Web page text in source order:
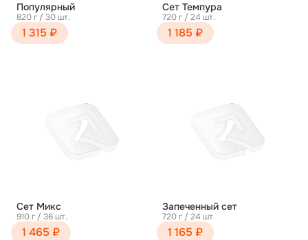
Популярный
820 г / 30 шт.
1 315 ₽
Сет Темпура
720 г / 24 шт.
1 185 ₽
Сет Микс
910 г / 36 шт.
1 465 ₽
Запеченный сет
720 г / 24 шт.
1 165 ₽